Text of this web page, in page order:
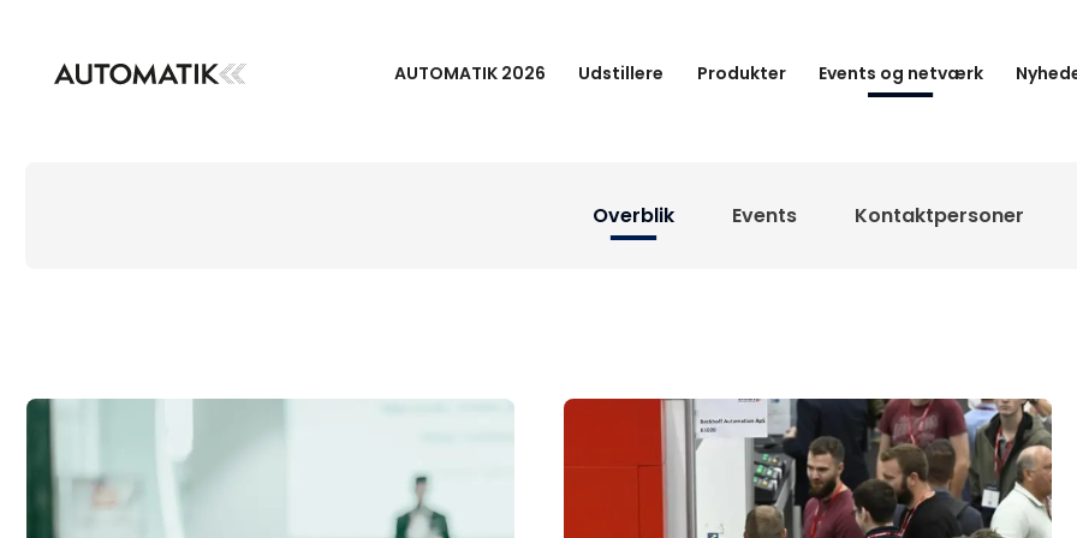
AUTOMATIK 2026 Udstillere Produkter Events og netværk
Overblik Events Kontaktpersoner